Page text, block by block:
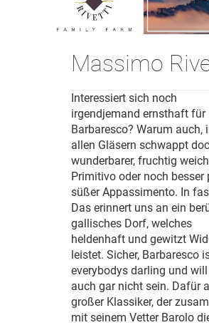
Massimo
Interessiert sich noch
irgendjemand ernsthaft für
Barbaresco? Warum auch,
allen Gläsern schwappt
wunderbarer, fruchtig
Primitivo oder noch besser
süßer Appassimento. In
Das erinnert uns an ein
gallisches Dorf, welches
heldenhaft und gewitzt
leistet. Sicher, Barbaresco
everybodys darling und
auch gar nicht sein. Dafür
großer Klassiker, der
mit seinem Vetter Barolo